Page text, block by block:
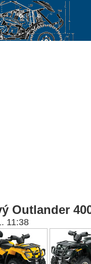
Outlander
11:38